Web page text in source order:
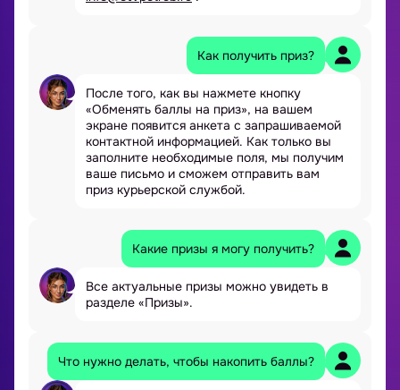
Как получить приз?
После того, как вы нажмете кнопку
«Обменять баллы на приз», на вашем
экране появится анкета с запрашиваемой
контактной информацией. Как только вы
заполните необходимые поля, мы получим
ваше письмо и сможем отправить вам
приз курьерской службой.
Какие призы я могу получить?
Все актуальные призы можно увидеть в
разделе «Призы».
Что нужно делать, чтобы накопить баллы?